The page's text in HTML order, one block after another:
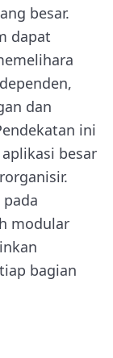
besar.
dapat
dan
ini
besar
pada
modular
bagian